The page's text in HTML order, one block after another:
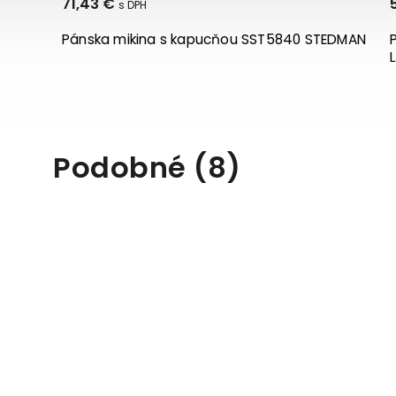
Pánska mikina s kapucňou SST5840 STEDMAN
Podobné (8)